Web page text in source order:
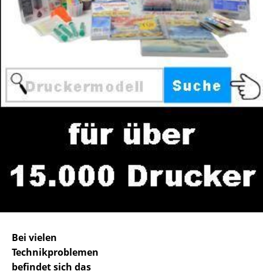
Bei vielen
Technikproblemen
befindet sich das